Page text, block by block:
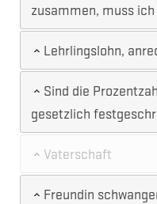
zusammen, muss
Lehrlingslohn,
Sind die
gesetzlich
Vaterschaft
Freundin